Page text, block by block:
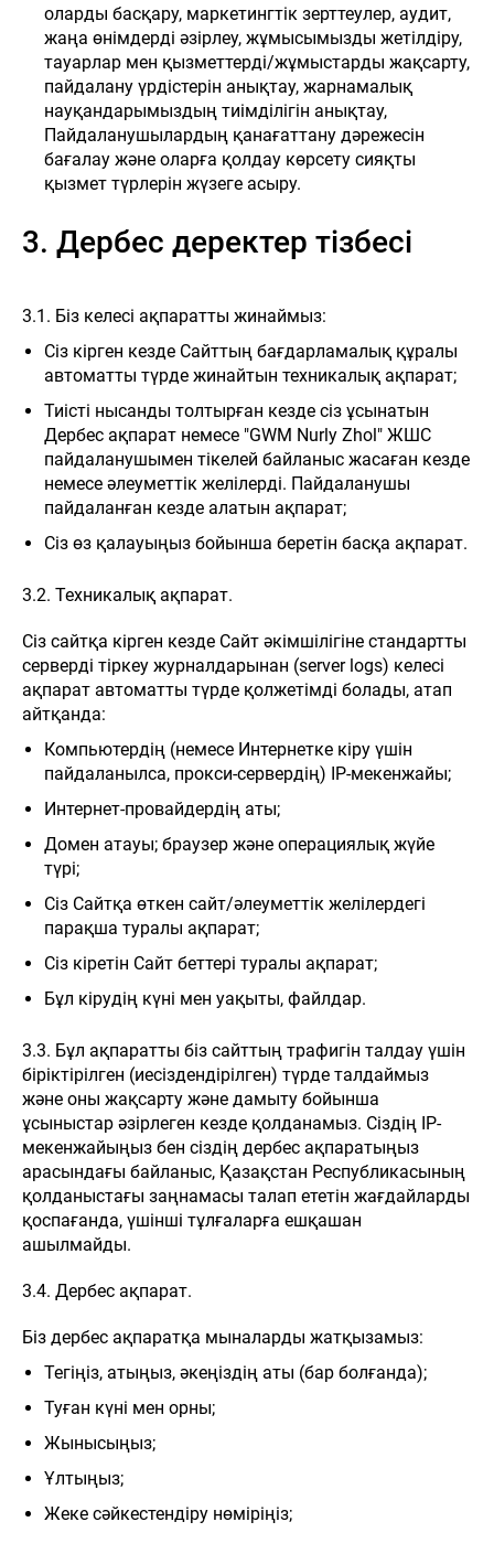
оларды басқару, маркетингтік зерттеулер, аудит,
жаңа өнімдерді әзірлеу, жұмысымызды жетілдіру,
тауарлар мен қызметтерді/жұмыстарды жақсарту,
пайдалану үрдістерін анықтау, жарнамалық
науқандарымыздың тиімділігін анықтау,
Пайдаланушылардың қанағаттану дәрежесін
бағалау және оларға қолдау көрсету сияқты
қызмет түрлерін жүзеге асыру.
3. Дербес деректер тізбесі
3.1. Біз келесі ақпаратты жинаймыз:
Сіз кірген кезде Сайттың бағдарламалық құралы
автоматты түрде жинайтын техникалық ақпарат;
Тиісті нысанды толтырған кезде сіз ұсынатын
Дербес ақпарат немесе "GWM Nurly Zhol" ЖШС
пайдаланушымен тікелей байланыс жасаған кезде
немесе әлеуметтік желілерді. Пайдаланушы
пайдаланған кезде алатын ақпарат;
Сіз өз қалауыңыз бойынша беретін басқа ақпарат.
3.2. Техникалық ақпарат.
Сіз сайтқа кірген кезде Сайт әкімшілігіне стандартты
серверді тіркеу журналдарынан (server logs) келесі
ақпарат автоматты түрде қолжетімді болады, атап
айтқанда:
Компьютердің (немесе Интернетке кіру үшін
пайдаланылса, прокси-сервердің) IP-мекенжайы;
Интернет-провайдердің аты;
Домен атауы; браузер және операциялық жүйе
түрі;
Сіз Сайтқа өткен сайт/әлеуметтік желілердегі
парақша туралы ақпарат;
Сіз кіретін Сайт беттері туралы ақпарат;
Бұл кірудің күні мен уақыты, файлдар.
3.3. Бұл ақпаратты біз сайттың трафигін талдау үшін
біріктірілген (иесіздендірілген) түрде талдаймыз
және оны жақсарту және дамыту бойынша
ұсыныстар әзірлеген кезде қолданамыз. Сіздің IP-
мекенжайыңыз бен сіздің дербес ақпаратыңыз
арасындағы байланыс, Қазақстан Республикасының
қолданыстағы заңнамасы талап ететін жағдайларды
қоспағанда, үшінші тұлғаларға ешқашан
ашылмайды.
3.4. Дербес ақпарат.
Біз дербес ақпаратқа мыналарды жатқызамыз:
Тегіңіз, атыңыз, әкеңіздің аты (бар болғанда);
Туған күні мен орны;
Жынысыңыз;
Ұлтыңыз;
Жеке сәйкестендіру нөміріңіз;